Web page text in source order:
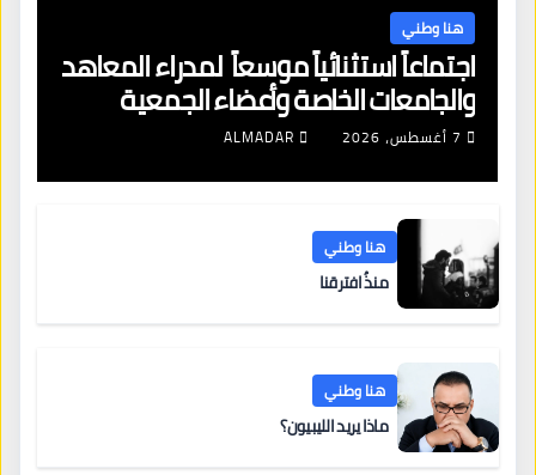
هنا وطني
اجتماعاً استثنائياً موسعاً لمدراء المعاهد
والجامعات الخاصة وأعضاء الجمعية
العمومية للنقابة العامة لمؤسسات
التعليم والتدريب الخاص في ليبيا
7 أغسطس، 2026 ALMADAR
هنا وطني
منذُ افترقنا
هنا وطني
ماذا يريد الليبيون؟